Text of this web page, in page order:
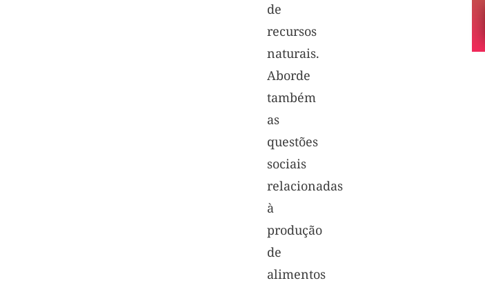
de
recursos
naturais.
Aborde
também
as
questões
sociais
relacionadas
à
produção
de
alimentos